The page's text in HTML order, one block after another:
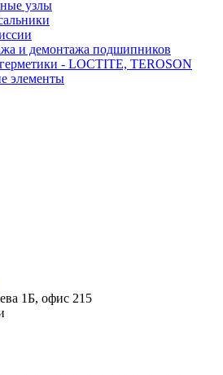
узлы
и демонтажа подшипников
- LOCTITE, TEROSON
элементы
1Б, офис 215